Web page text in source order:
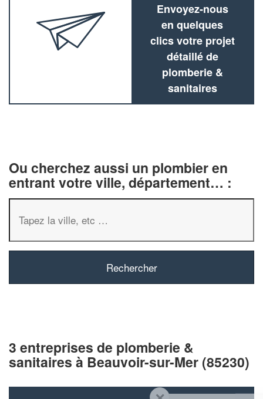
Envoyez-nous
en quelques
clics votre projet
détaillé de
plomberie &
sanitaires
Ou cherchez aussi un plombier en
entrant votre ville, département… :
3 entreprises de plomberie &
sanitaires à Beauvoir-sur-Mer (85230)